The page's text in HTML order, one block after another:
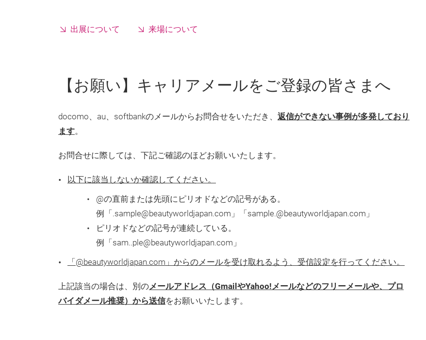
出展について 来場について
【お願い】キャリアメールをご登録の皆さまへ
docomo、au、softbankのメールからお問合せをいただき、 返信ができない事例が多発しており
ます。
お問合せに際しては、下記ご確認のほどお願いいたします。
以下に該当しないか確認してください。
@の直前または先頭にピリオドなどの記号がある。
例「.sample@beautyworldjapan.com」「sample.@beautyworldjapan.com」
ピリオドなどの記号が連続している。
例「sam..ple@beautyworldjapan.com」
「@beautyworldjapan.com」からのメールを受け取れるよう、受信設定を行ってください。
上記該当の場合は、別のメールアドレス（GmailやYahoo!メールなどのフリーメールや、プロ
バイダメール推奨）から送信をお願いいたします。